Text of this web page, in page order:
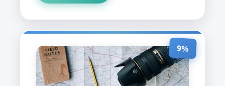
9%